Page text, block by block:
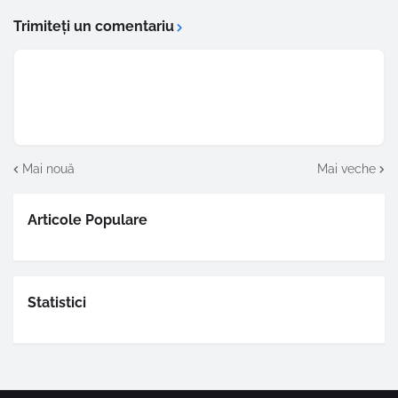
Trimiteți un comentariu
Mai nouă Mai veche
Articole Populare
Statistici